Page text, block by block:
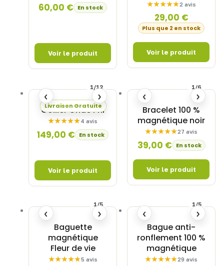
60,00 € En stock 2 avis
29,00 €
Plus que 2 en stock
Collier Onde Phi
4 avis
149,00 € En stock
Livraison Gratuite
‹ ›
1/12
Bracelet 100 %
magnétique noir
27 avis
39,00 € En stock
‹ ›
1/6
Baguette
magnétique
Fleur de vie
5 avis
‹ ›
1/5
Bague anti-
ronflement 100 %
magnétique
29 avis
‹ ›
1/5